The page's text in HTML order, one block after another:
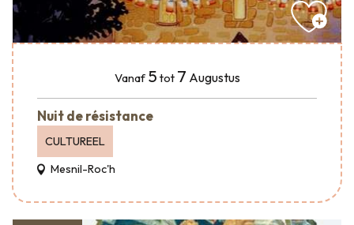
Vanaf 5 tot 7 Augustus
Nuit de résistance
CULTUREEL
Mesnil-Roc'h